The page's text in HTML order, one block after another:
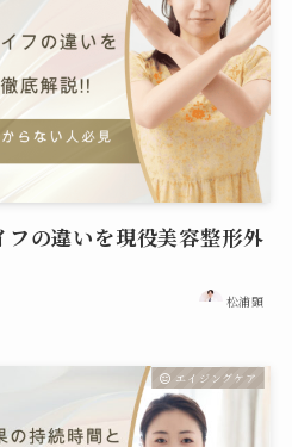
フの違いを現役美容整形外
松浦顕
エイジングケア